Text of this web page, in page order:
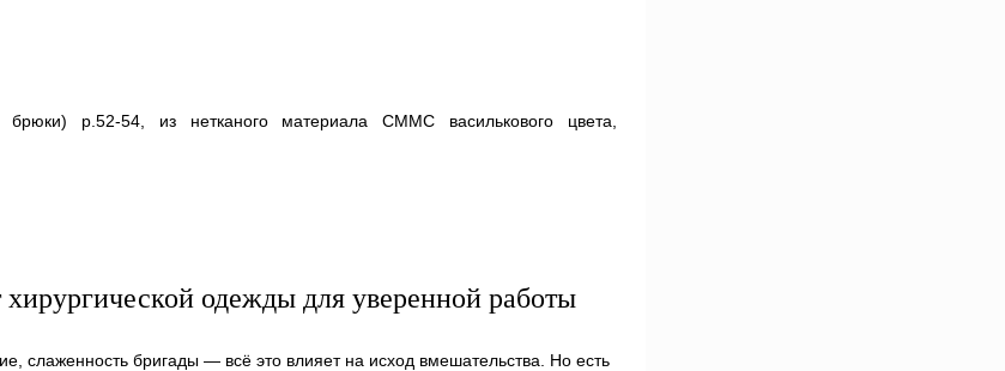
р.52-54, из нетканого материала СММС василькового цвета,
одежды для уверенной работы
слаженность бригады — всё это влияет на исход вмешательства. Но есть